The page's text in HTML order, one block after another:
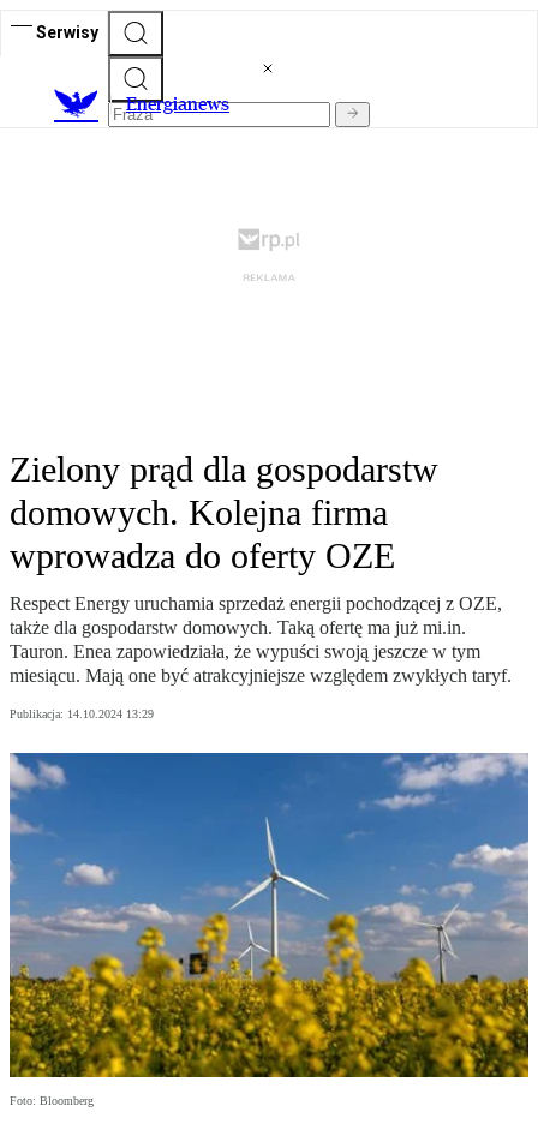
Serwisy
Energianews
Zielony prąd dla gospodarstw
domowych. Kolejna firma
wprowadza do oferty OZE
Respect Energy uruchamia sprzedaż energii pochodzącej z OZE,
także dla gospodarstw domowych. Taką ofertę ma już mi.in.
Tauron. Enea zapowiedziała, że wypuści swoją jeszcze w tym
miesiącu. Mają one być atrakcyjniejsze względem zwykłych taryf.
Publikacja: 14.10.2024 13:29
Foto: Bloomberg